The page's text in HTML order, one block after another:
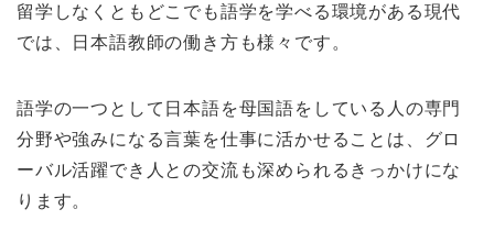
留学しなくともどこでも語学を学べる環境がある現代
では、日本語教師の働き方も様々です。
語学の一つとして日本語を母国語をしている人の専門
分野や強みになる言葉を仕事に活かせることは、グロ
ーバル活躍でき人との交流も深められるきっかけにな
ります。